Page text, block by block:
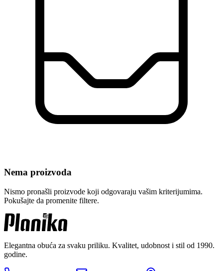
Nema proizvoda
Nismo pronašli proizvode koji odgovaraju vašim kriterijumima.
Pokušajte da promenite filtere.
Elegantna obuća za svaku priliku. Kvalitet, udobnost i stil od 1990.
godine.